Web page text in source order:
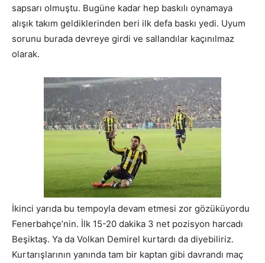
sapsarı olmuştu. Bugüne kadar hep baskılı oynamaya
alışık takım geldiklerinden beri ilk defa baskı yedi. Uyum
sorunu burada devreye girdi ve sallandılar kaçınılmaz
olarak.
İkinci yarıda bu tempoyla devam etmesi zor gözüküyordu
Fenerbahçe’nin. İlk 15-20 dakika 3 net pozisyon harcadı
Beşiktaş. Ya da Volkan Demirel kurtardı da diyebiliriz.
Kurtarışlarının yanında tam bir kaptan gibi davrandı maç